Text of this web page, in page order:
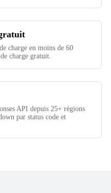
charge en moins de 60
charge gratuit.
API depuis 25+ régions
par status code et